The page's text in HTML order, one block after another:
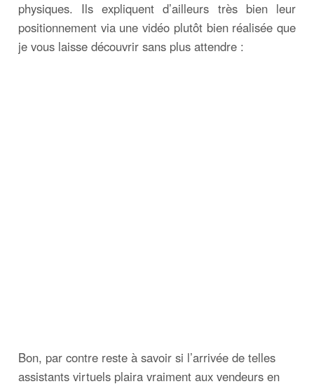
physiques. Ils expliquent d’ailleurs très bien leur
positionnement via une vidéo plutôt bien réalisée que
je vous laisse découvrir sans plus attendre :
Bon, par contre reste à savoir si l’arrivée de telles
assistants virtuels plaira vraiment aux vendeurs en